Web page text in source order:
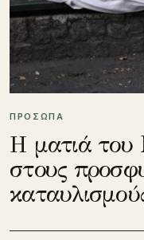
ΠΡΟΣΩΠΑ
Η ματιά
στους